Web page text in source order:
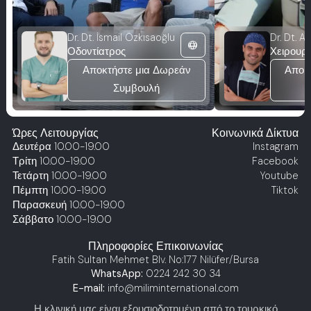
Dr. Dt. İsmail Özkısaoğlu
Οδοντίατρος
language
Αποκτήστε μια Δωρεάν
Συμβουλή
Dr. Dt.
Ώρες Λειτουργίας
Δευτέρα 10.00-19.00
Τρίτη10.00-19.00
Τετάρτη10.00-19.00
Πέμπτη10.00-19.00
Παρασκευή10.00-19.00
Σάββατο10.00-19.00
Κοινωνικά Δίκτυα
Instagram
Facebook
Youtube
Tiktok
Πληροφορίες Επικοινωνίας
Fatih Sultan Mehmet Blv. No:177 Nilüfer/Bursa
WhatsApp: 0224 242 30 34
E-mail: info@miliminternational.com